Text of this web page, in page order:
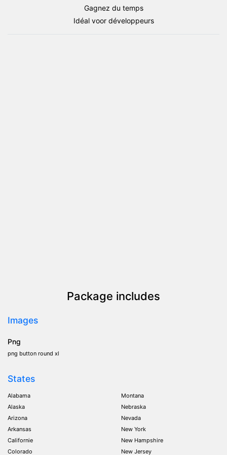
drapeau
Round
Gagnez du temps
Idéal voor développeurs
Package includes
Images
Png
png button round xl
States
Alabama
Alaska
Arizona
Arkansas
Californie
Colorado
Montana
Nebraska
Nevada
New York
New Hampshire
New Jersey